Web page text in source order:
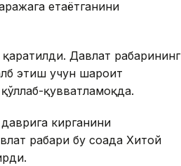
етаётганини
Давлат раҳбарининг
этиш учун шароит
қувватламоқда.
кирганини
раҳбари бу соҳада Хитой